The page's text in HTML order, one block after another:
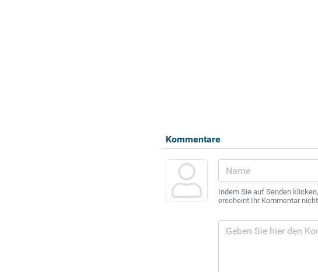
Kommentare
Indem Sie auf Senden
erscheint Ihr Kommentar